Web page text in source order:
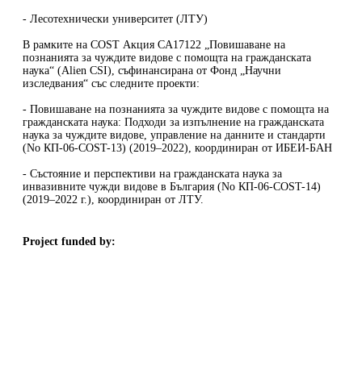
- Лесотехнически университет (ЛТУ)
В рамките на COST Акция CA17122 „Повишаване на
познанията за чуждите видове с помощта на гражданската
наука“ (Alien CSI), съфинансирана от Фонд „Научни
изследвания“ със следните проекти:
- Повишаване на познанията за чуждите видове с помощта на
гражданската наука: Подходи за изпълнение на гражданската
наука за чуждите видове, управление на данните и стандарти
(No КП-06-COST-13) (2019–2022), координиран от ИБЕИ-БАН
- Състояние и перспективи на гражданската наука за
инвазивните чужди видове в България (No КП-06-COST-14)
(2019–2022 г.), координиран от ЛТУ.
Project funded by: